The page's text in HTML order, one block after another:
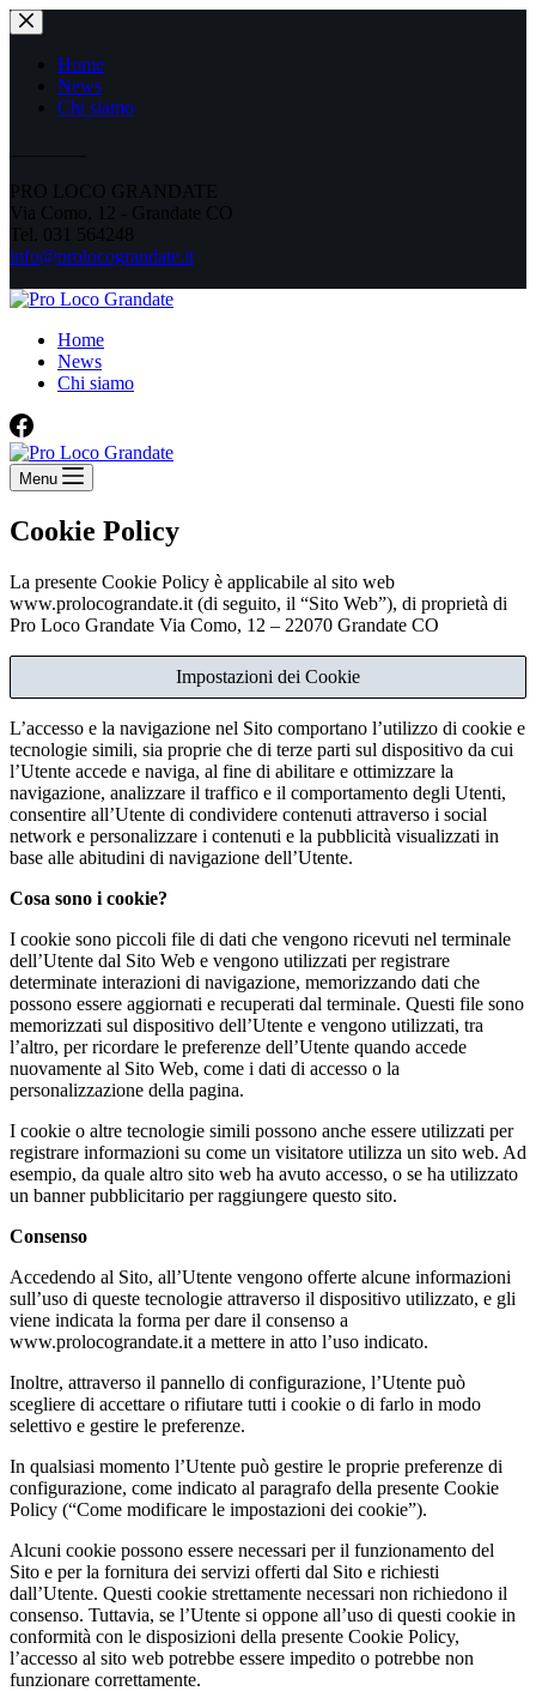
Salta
al
contenutoHome
News
Chi siamo
PRO LOCO GRANDATE
Via Como, 12 - Grandate CO
Tel. 031 564248
info@prolocograndate.it
Home
News
Chi siamo
Menu
Cookie Policy
La presente Cookie Policy è applicabile al sito web
www.prolocograndate.it (di seguito, il “Sito Web”), di proprietà di
Pro Loco Grandate Via Como, 12 – 22070 Grandate CO
Impostazioni dei Cookie
L’accesso e la navigazione nel Sito comportano l’utilizzo di cookie e
tecnologie simili, sia proprie che di terze parti sul dispositivo da cui
l’Utente accede e naviga, al fine di abilitare e ottimizzare la
navigazione, analizzare il traffico e il comportamento degli Utenti,
consentire all’Utente di condividere contenuti attraverso i social
network e personalizzare i contenuti e la pubblicità visualizzati in
base alle abitudini di navigazione dell’Utente.
Cosa sono i cookie?
I cookie sono piccoli file di dati che vengono ricevuti nel terminale
dell’Utente dal Sito Web e vengono utilizzati per registrare
determinate interazioni di navigazione, memorizzando dati che
possono essere aggiornati e recuperati dal terminale. Questi file sono
memorizzati sul dispositivo dell’Utente e vengono utilizzati, tra
l’altro, per ricordare le preferenze dell’Utente quando accede
nuovamente al Sito Web, come i dati di accesso o la
personalizzazione della pagina.
I cookie o altre tecnologie simili possono anche essere utilizzati per
registrare informazioni su come un visitatore utilizza un sito web. Ad
esempio, da quale altro sito web ha avuto accesso, o se ha utilizzato
un banner pubblicitario per raggiungere questo sito.
Consenso
Accedendo al Sito, all’Utente vengono offerte alcune informazioni
sull’uso di queste tecnologie attraverso il dispositivo utilizzato, e gli
viene indicata la forma per dare il consenso a
www.prolocograndate.it a mettere in atto l’uso indicato.
Inoltre, attraverso il pannello di configurazione, l’Utente può
scegliere di accettare o rifiutare tutti i cookie o di farlo in modo
selettivo e gestire le preferenze.
In qualsiasi momento l’Utente può gestire le proprie preferenze di
configurazione, come indicato al paragrafo della presente Cookie
Policy (“Come modificare le impostazioni dei cookie”).
Alcuni cookie possono essere necessari per il funzionamento del
Sito e per la fornitura dei servizi offerti dal Sito e richiesti
dall’Utente. Questi cookie strettamente necessari non richiedono il
consenso. Tuttavia, se l’Utente si oppone all’uso di questi cookie in
conformità con le disposizioni della presente Cookie Policy,
l’accesso al sito web potrebbe essere impedito o potrebbe non
funzionare correttamente.